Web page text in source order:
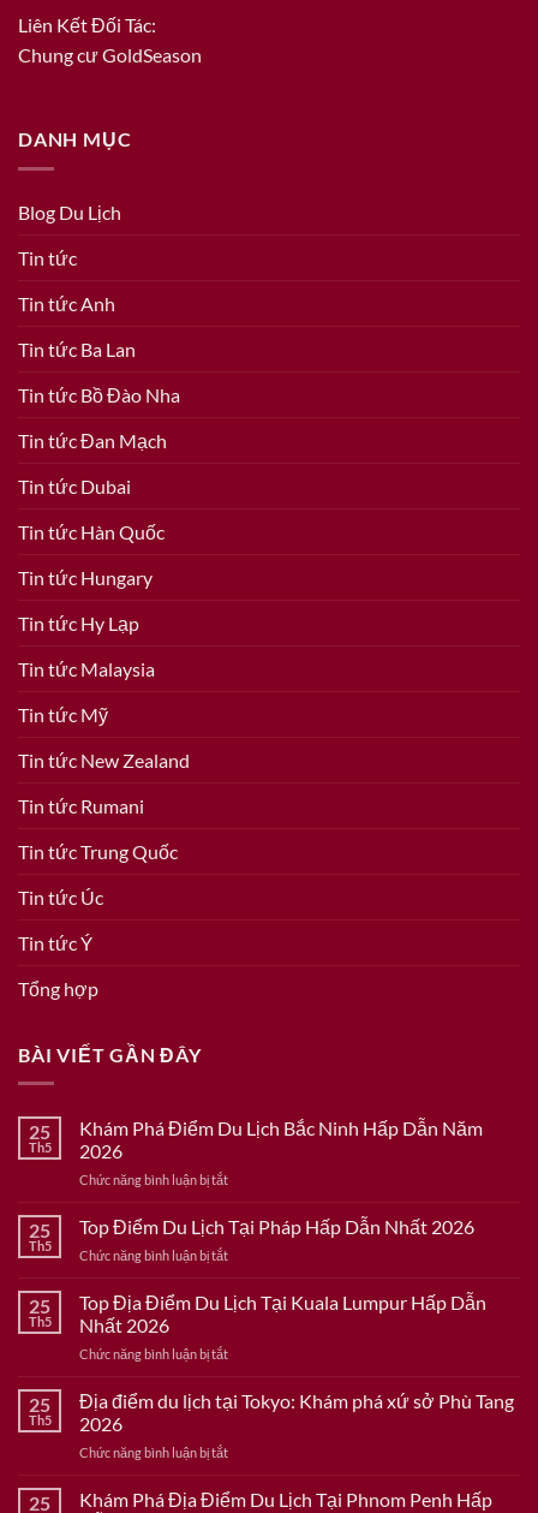
Liên Kết Đối Tác:
Chung cư GoldSeason
DANH MỤC
Blog Du Lịch
Tin tức
Tin tức Anh
Tin tức Ba Lan
Tin tức Bồ Đào Nha
Tin tức Đan Mạch
Tin tức Dubai
Tin tức Hàn Quốc
Tin tức Hungary
Tin tức Hy Lạp
Tin tức Malaysia
Tin tức Mỹ
Tin tức New Zealand
Tin tức Rumani
Tin tức Trung Quốc
Tin tức Úc
Tin tức Ý
Tổng hợp
BÀI VIẾT GẦN ĐÂY
25
Th5
Khám Phá Điểm Du Lịch Bắc Ninh Hấp Dẫn Năm
2026
Chức năng bình luận bị tắtở
Phá
Điểm
Du
Bắc
Dẫn
2026
25
Th5
Top Điểm Du Lịch Tại Pháp Hấp Dẫn Nhất 2026
Chức năng bình luận bị tắtở
Điểm
Du
Tại
Hấp
2026
25
Th5
Top Địa Điểm Du Lịch Tại Kuala Lumpur Hấp Dẫn
Nhất 2026
Chức năng bình luận bị tắtở
Địa
Điểm
Lịch
Kuala
25
Th5
Địa điểm du lịch tại Tokyo: Khám phá xứ sở Phù Tang
2026
Chức năng bình luận bị tắtở
điểm
25
Khám Phá Địa Điểm Du Lịch Tại Phnom Penh Hấp